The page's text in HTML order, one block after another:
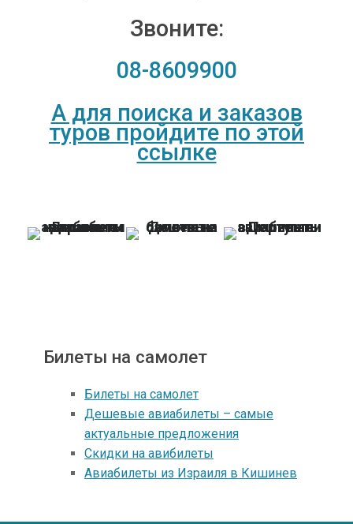
Звоните:
08-8609900
А для поиска и заказов
туров пройдите по этой
ссылке
Билеты на самолет
Билеты на самолет
Дешевые авиабилеты – самые
актуальные предложения
Скидки на авибилеты
Авиабилеты из Израиля в Кишинев